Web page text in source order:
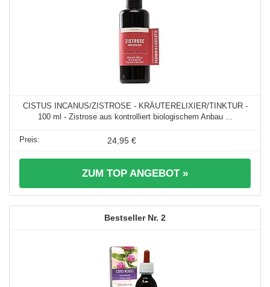
CISTUS INCANUS/ZISTROSE - KRÄUTERELIXIER/TINKTUR -
100 ml - Zistrose aus kontrolliert biologischem Anbau ...
24,95 €
ZUM TOP ANGEBOT »
2